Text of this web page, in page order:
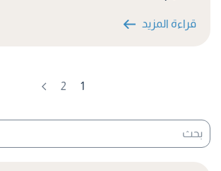
قراءة المزيد
1
2